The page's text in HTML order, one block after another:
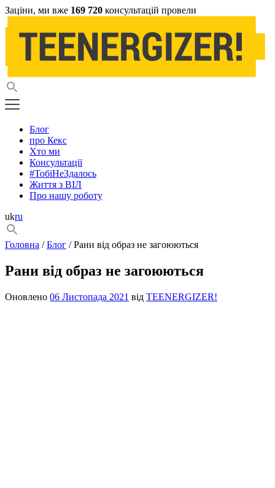
Заціни, ми вже 169 720 консультацій провели
Блог
про Кекс
Хто ми
Консультації
#ТобіНеЗдалось
Життя з ВІЛ
Про нашу роботу
ukru
Головна /Блог / Рани від образ не загоюються
Рани від образ не загоюються
Оновлено 06 Листопада 2021 від TEENERGIZER!